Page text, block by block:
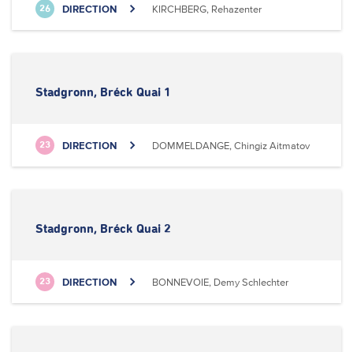
26 DIRECTION KIRCHBERG, Rehazenter
Stadgronn, Bréck Quai 1
23 DIRECTION DOMMELDANGE, Chingiz Aitmatov
Stadgronn, Bréck Quai 2
23 DIRECTION BONNEVOIE, Demy Schlechter